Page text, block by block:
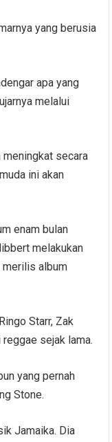
yang berusia
apa yang
melalui
meningkat secara
ini akan
enam bulan
melakukan
merilis album
Starr, Zak
sejak lama.
yang pernah
Stone.
Jamaika. Dia